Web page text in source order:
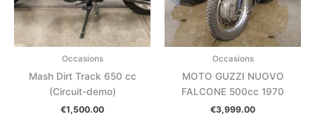
Occasions
Mash Dirt Track 650 cc
(Circuit-demo)
€1,500.00
Occasions
MOTO GUZZI NUOVO
FALCONE 500cc 1970
€3,999.00